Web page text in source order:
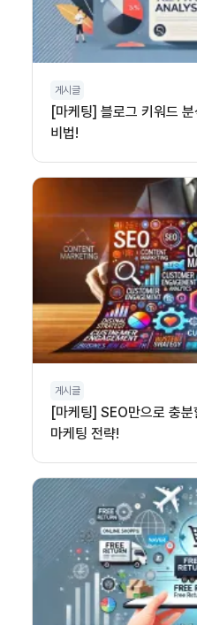
게시글
[마케팅] 블로그 키워드
비법!
게시글
[마케팅] SEO만으로 충
마케팅 전략!